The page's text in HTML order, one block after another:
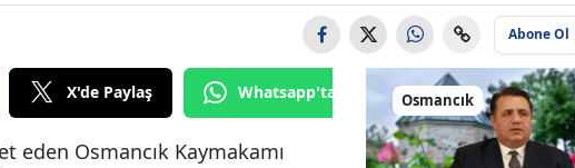
Bingöl
Burdur
Abone Ol
X'de Paylaş Whatsapp'tan Gönder
eden Osmancık Kaymakamı
Osmancık